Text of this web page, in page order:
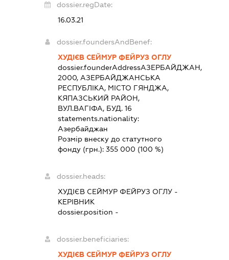
dossier.regDate:
16.03.21
dossier.foundersAndBenef:
ХУДІЄВ СЕЙМУР ФЕЙРУЗ ОГЛУ
dossier.founderAddressАЗЕРБАЙДЖАН,
2000, АЗЕРБАЙДЖАНСЬКА
РЕСПУБЛІКА, МІСТО ГЯНДЖА,
КЯПАЗСЬКИЙ РАЙОН,
ВУЛ.ВАГІФА, БУД. 16
statements.nationality:
Азербайджан
Розмір внеску до статутного
фонду (грн.):355 000 (100 %)
dossier.heads:
ХУДІЄВ СЕЙМУР ФЕЙРУЗ ОГЛУ -
КЕРІВНИК
dossier.position -
dossier.beneficiaries:
ХУДІЄВ СЕЙМУР ФЕЙРУЗ ОГЛУ